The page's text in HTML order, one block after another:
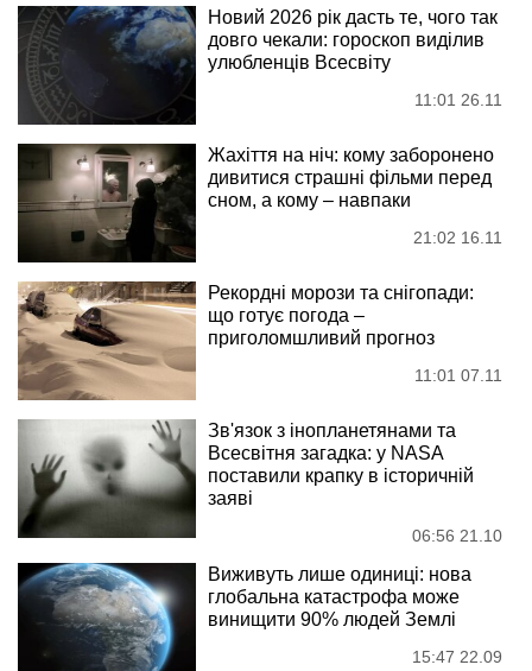
Новий 2026 рік дасть те, чого так
довго чекали: гороскоп виділив
улюбленців Всесвіту
11:01 26.11
Жахіття на ніч: кому заборонено
дивитися страшні фільми перед
сном, а кому – навпаки
21:02 16.11
Рекордні морози та снігопади:
що готує погода –
приголомшливий прогноз
11:01 07.11
Зв'язок з інопланетянами та
Всесвітня загадка: у NASA
поставили крапку в історичній
заяві
06:56 21.10
Виживуть лише одиниці: нова
глобальна катастрофа може
винищити 90% людей Землі
15:47 22.09